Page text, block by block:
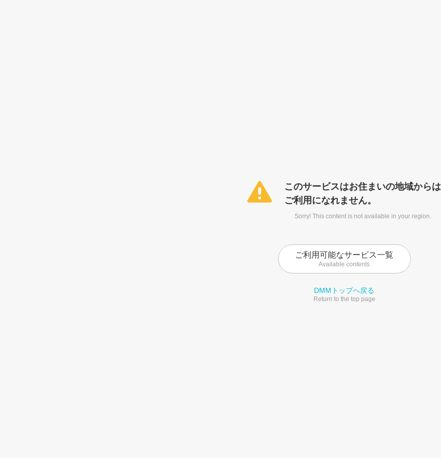
このサービスはお住まいの地域からは
ご利用になれません。
Sorry! This content is not available in your region.
ご利用可能なサービス一覧
Available contents
DMMトップへ戻る
Return to the top page